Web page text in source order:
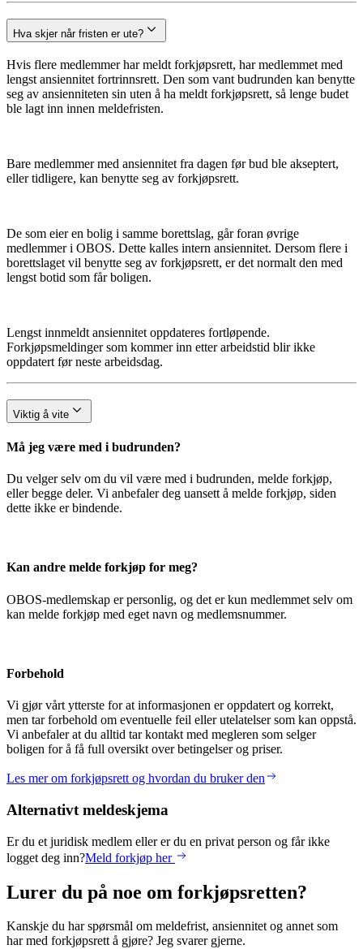
Hva skjer når fristen er ute?
Hvis flere medlemmer har meldt forkjøpsrett, har medlemmet med
lengst ansiennitet fortrinnsrett. Den som vant budrunden kan benytte
seg av ansienniteten sin uten å ha meldt forkjøpsrett, så lenge budet
ble lagt inn innen meldefristen.
Bare medlemmer med ansiennitet fra dagen før bud ble akseptert,
eller tidligere, kan benytte seg av forkjøpsrett.
De som eier en bolig i samme borettslag, går foran øvrige
medlemmer i OBOS. Dette kalles intern ansiennitet. Dersom flere i
borettslaget vil benytte seg av forkjøpsrett, er det normalt den med
lengst botid som får boligen.
Lengst innmeldt ansiennitet oppdateres fortløpende.
Forkjøpsmeldinger som kommer inn etter arbeidstid blir ikke
oppdatert før neste arbeidsdag.
Viktig å vite
Må jeg være med i budrunden?
Du velger selv om du vil være med i budrunden, melde forkjøp,
eller begge deler. Vi anbefaler deg uansett å melde forkjøp, siden
dette ikke er bindende.
Kan andre melde forkjøp for meg?
OBOS-medlemskap er personlig, og det er kun medlemmet selv om
kan melde forkjøp med eget navn og medlemsnummer.
Forbehold
Vi gjør vårt ytterste for at informasjonen er oppdatert og korrekt,
men tar forbehold om eventuelle feil eller utelatelser som kan oppstå.
Vi anbefaler at du alltid tar kontakt med megleren som selger
boligen for å få full oversikt over betingelser og priser.
Les mer om forkjøpsrett og hvordan du bruker den
Alternativt meldeskjema
Er du et juridisk medlem eller er du en privat person og får ikke
logget deg inn?Meld forkjøp her
Lurer du på noe om forkjøpsretten?
Kanskje du har spørsmål om meldefrist, ansiennitet og annet som
har med forkjøpsrett å gjøre? Jeg svarer gjerne.